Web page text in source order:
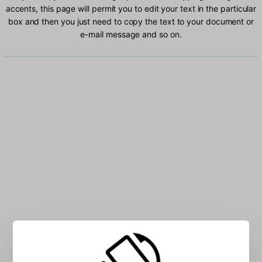
accents, this page will permit you to edit your text in the particular
box and then you just need to copy the text to your document or
e-mail message and so on.
Type Portuguese characters into the box: